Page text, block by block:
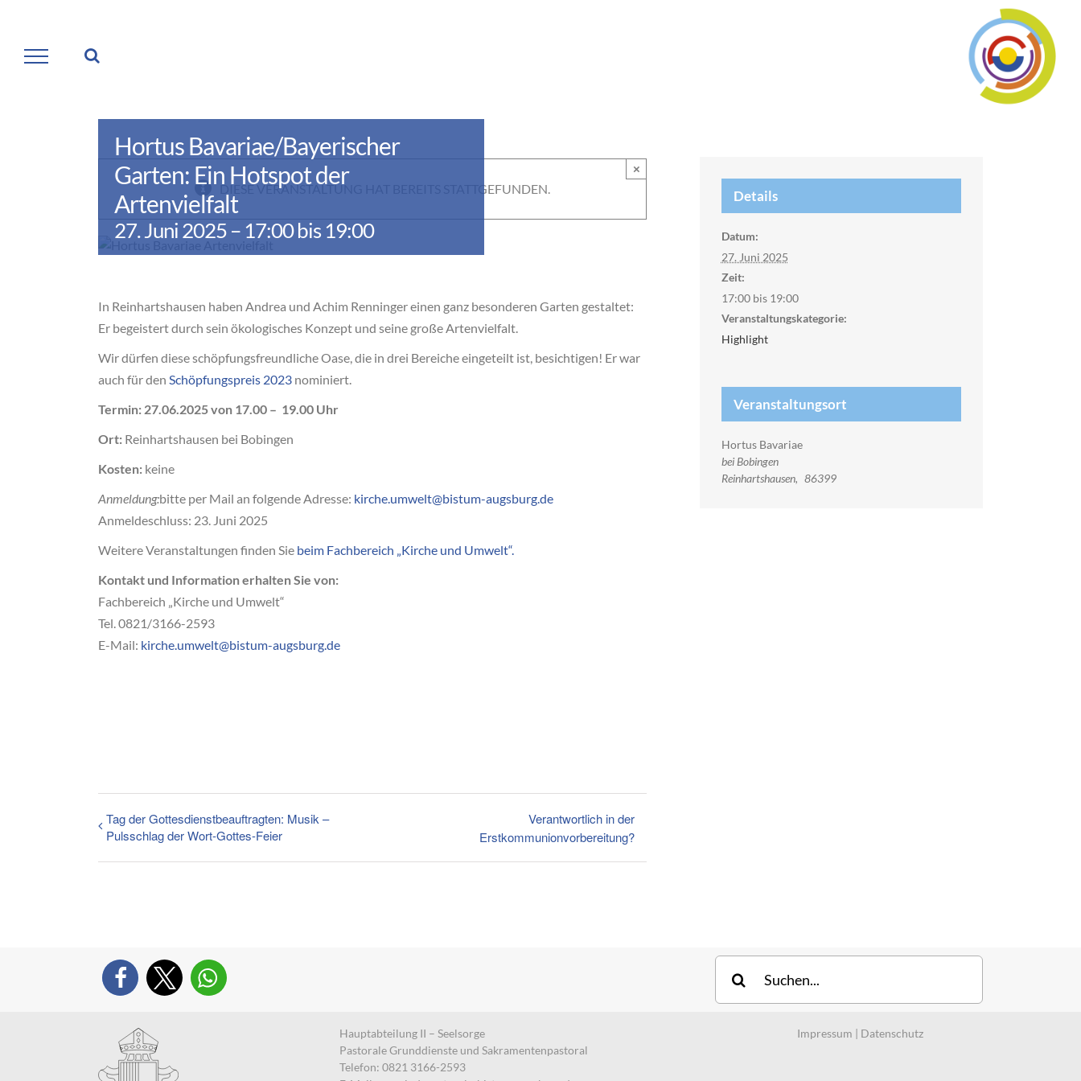
springen
DIESE VERANSTALTUNG HAT BEREITS STATTGEFUNDEN.
×
Hortus Bavariae/Bayerischer
Garten: Ein Hotspot der
Artenvielfalt
27. Juni 2025 – 17:00bis19:00
In Reinhartshausen haben Andrea und Achim Renninger einen ganz besonderen Garten gestaltet:
Er begeistert durch sein ökologisches Konzept und seine große Artenvielfalt.
Wir dürfen diese schöpfungsfreundliche Oase, die in drei Bereiche eingeteilt ist, besichtigen! Er war
auch für den Schöpfungspreis 2023 nominiert.
Termin: 27.06.2025 von 17.00 – 19.00 Uhr
Ort: Reinhartshausen bei Bobingen
Kosten: keine
Anmeldung:bitte per Mail an folgende Adresse: kirche.umwelt@bistum-augsburg.de
Anmeldeschluss: 23. Juni 2025
Weitere Veranstaltungen finden Sie beim Fachbereich „Kirche und Umwelt“.
Kontakt und Information erhalten Sie von:
Fachbereich „Kirche und Umwelt“
Tel. 0821/3166-2593
E-Mail: kirche.umwelt@bistum-augsburg.de
Tag der Gottesdienstbeauftragten: Musik –
Pulsschlag der Wort-Gottes-Feier
Verantwortlich in der
Erstkommunionvorbereitung?
Details
Datum:
27. Juni 2025
Zeit:
17:00 bis 19:00
Veranstaltungskategorie:
Highlight
Veranstaltungsort
Hortus Bavariae
bei Bobingen
Reinhartshausen, 86399
Suche
nach:
Hauptabteilung II – Seelsorge
Pastorale Grunddienste und Sakramentenpastoral
Telefon: 0821 3166-2593
Impressum | Datenschutz